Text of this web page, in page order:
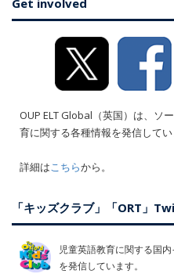
Get involved
OUP ELT Global（英国）は、ソ
育に関する各種情報を発信してい
詳細はこちらから。
「キッズクラブ」「ORT」
児童英語教育に関する国
を発信しています。